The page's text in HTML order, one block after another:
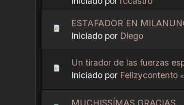
ESTAFADOR EN
Iniciado por Diego
Un tirador de las fuerzas
Iniciado por Felizycontento
MUCHISSÍMAS GRACIAS